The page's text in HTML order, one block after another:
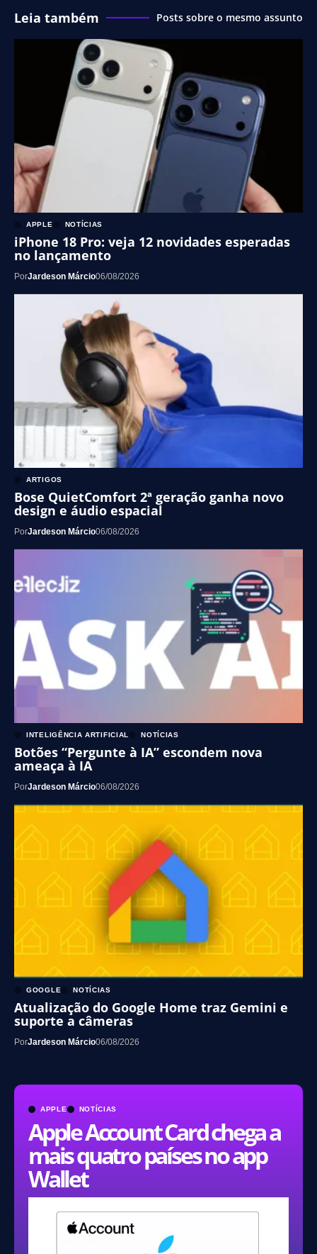
APPLE NOTÍCIAS
Apple Account Card chega a
mais quatro países no app
Wallet
Leia também Posts sobre o mesmo assunto
APPLE NOTÍCIAS
iPhone 18 Pro: veja 12 novidades esperadas
no lançamento
PorJardeson Márcio06/08/2026
ARTIGOS
Bose QuietComfort 2ª geração ganha novo
design e áudio espacial
PorJardeson Márcio06/08/2026
INTELIGÊNCIA ARTIFICIAL NOTÍCIAS
Botões “Pergunte à IA” escondem nova
ameaça à IA
PorJardeson Márcio06/08/2026
GOOGLE NOTÍCIAS
Atualização do Google Home traz Gemini e
suporte a câmeras
PorJardeson Márcio06/08/2026